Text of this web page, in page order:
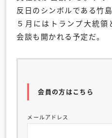
反日のシンボルである竹
５月にはトランプ大統
会談も開かれる予定だ。
会員の方はこちら
メールアドレス